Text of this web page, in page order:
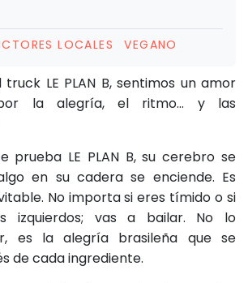
LOCALES VEGANO
LE PLAN B, sentimos un amor
la alegría, el ritmo... y las
prueba LE PLAN B, su cerebro se
en su cadera se enciende. Es
No importa si eres tímido o si
izquierdos; vas a bailar. No lo
es la alegría brasileña que se
de cada ingrediente.